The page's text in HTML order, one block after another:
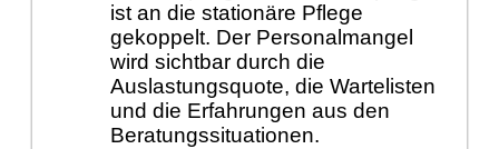
ist an die stationäre Pflege
gekoppelt. Der Personalmangel
wird sichtbar durch die
Auslastungsquote, die Wartelisten
und die Erfahrungen aus den
Beratungssituationen.